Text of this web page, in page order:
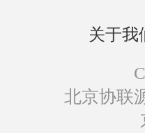
关于我
北京协联